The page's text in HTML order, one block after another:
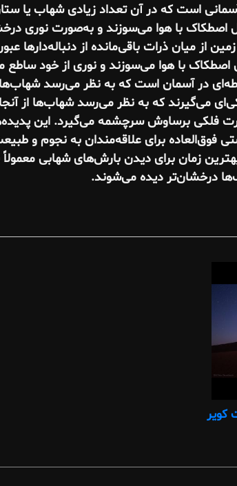
است که در آن تعداد زیادی شهاب یا
اصطکاک با هوا می‌سوزند و به‌صورت نوری
از میان ذرات باقی‌مانده از دنباله‌دارها
با هوا می‌سوزند و نوری از خود
در آسمان است که به نظر می‌رسد
می‌گیرند که به نظر می‌رسد شهاب‌ها از
فلکی برساوش سرچشمه می‌گیرد. این
فوق‌العاده برای علاقه‌مندان به نجوم و
زمان برای دیدن بارش‌های شهابی
درخشان‌تر دیده می‌شوند.